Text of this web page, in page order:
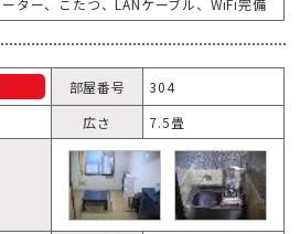
部屋番号
304
広さ 7.5畳